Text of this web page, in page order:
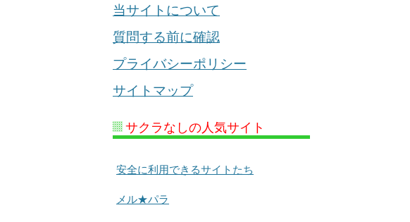
当サイトについて
質問する前に確認
プライバシーポリシー
サイトマップ
サクラなしの人気サイト
安全に利用できるサイトたち
メル★パラ